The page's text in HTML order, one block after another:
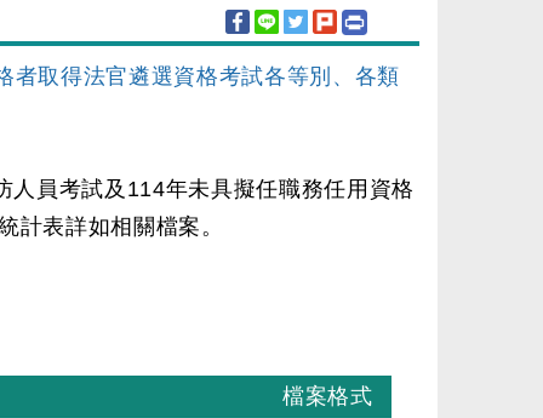
者取得法官遴選資格考試各等別、各類
員考試及114年未具擬任職務任用資格
計表詳如相關檔案。
檔案格式